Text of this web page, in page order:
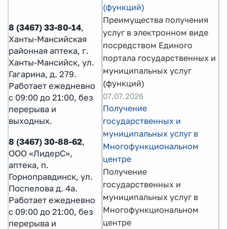
8 (3467) 33-80-14,
Ханты-Мансийская
районная аптека, г.
Ханты-Мансийск, ул.
Гагарина, д. 279.
Работает ежедневно
с 09:00 до 21:00, без
перерыва и
выходных.
8 (3467) 30-88-62,
ООО «ЛидерС»,
аптека, п.
Горноправдинск, ул.
Поспелова д. 4а.
Работает ежедневно
с 09:00 до 21:00, без
перерыва и
(функций)
Преимущества получения
услуг в электронном виде
посредством Единого
портала государственных и
муниципальных услуг
(функций)
07.07.2026
Получение
государственных и
муниципальных услуг в
Многофункциональном
центре
Получение
государственных и
муниципальных услуг в
Многофункциональном
центре